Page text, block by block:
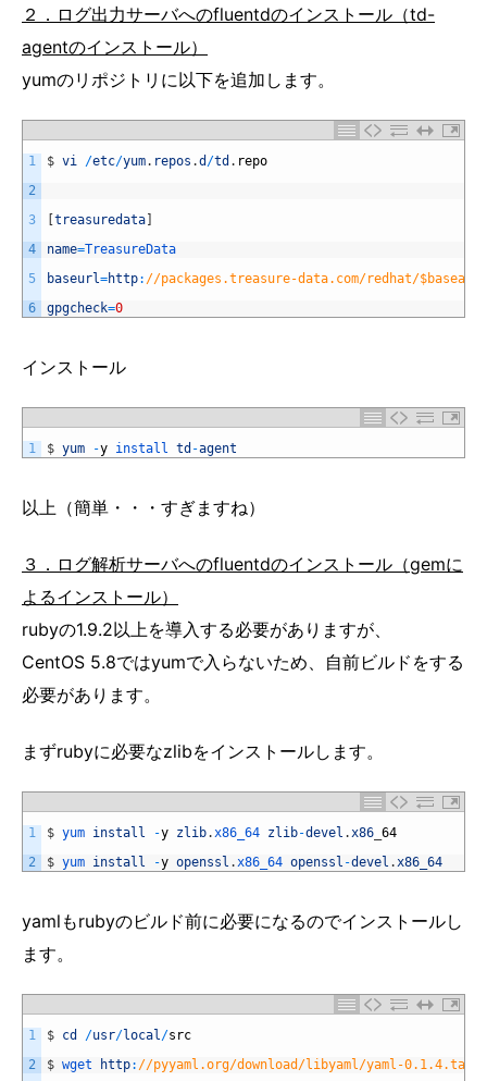
２．ログ出力サーバへのfluentdのインストール（td-
agentのインストール）
yumのリポジトリに以下を追加します。
1
2
3
4
5
6
$ vi /etc/yum. repos .d /td . repo
[treasuredata]
name=TreasureData
baseurl=http: //packages.treasure-data.com/redhat/$basearch
gpgcheck=0
インストール
1 $ yum -y install td -agent
以上（簡単・・・すぎますね）
３．ログ解析サーバへのfluentdのインストール（gemに
よるインストール）
rubyの1.9.2以上を導入する必要がありますが、
CentOS 5.8ではyumで入らないため、自前ビルドをする
必要があります。
まずrubyに必要なzlibをインストールします。
1
2
$ yum install -y zlib. x86_64 zlib-devel . x86 64
$ yum install -y openssl . x86_64 openssl -devel . x86_64
yamlもrubyのビルド前に必要になるのでインストールし
ます。
1
2
$ cd /usr/local /src
$ wget http: //pyyaml.org/download/libyaml/yaml-